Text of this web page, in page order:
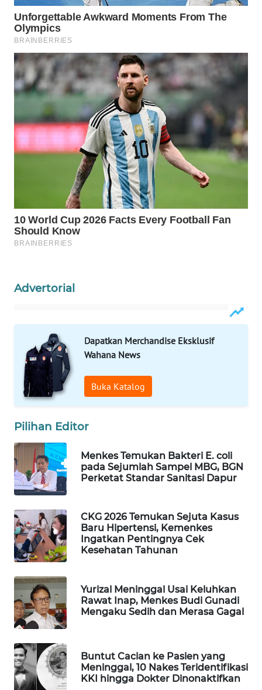
Advertorial
Dapatkan Merchandise Eksklusif
Wahana News
Buka Katalog
Pilihan Editor
Menkes Temukan Bakteri E. coli
pada Sejumlah Sampel MBG, BGN
Perketat Standar Sanitasi Dapur
CKG 2026 Temukan Sejuta Kasus
Baru Hipertensi, Kemenkes
Ingatkan Pentingnya Cek
Kesehatan Tahunan
Yurizal Meninggal Usai Keluhkan
Rawat Inap, Menkes Budi Gunadi
Mengaku Sedih dan Merasa Gagal
Buntut Cacian ke Pasien yang
Meninggal, 10 Nakes Teridentifikasi
KKI hingga Dokter Dinonaktifkan
WAHANA
TV
ID
WAHANANEWS
CO ID
WAHANANEWS
NET
WAHANA
UMKM
PERSONA
WAHANA
OTOMOTIF
WAHANA
HEALTH
DESA
WISATA
LAPAK
WAHANA
Wahana
Network
KONSUMEN
LISTRIK
MASYARAKAT
WALINKI
ID